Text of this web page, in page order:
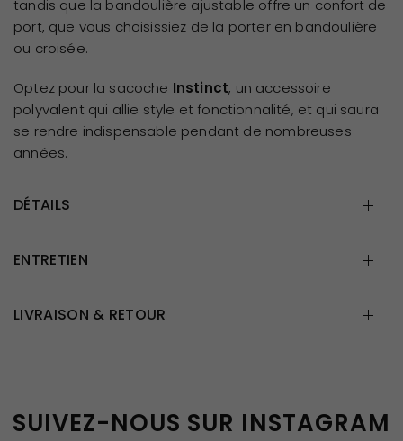
tandis que la bandoulière ajustable offre un confort de
port, que vous choisissiez de la porter en bandoulière
ou croisée.
Optez pour la sacoche Instinct, un accessoire
polyvalent qui allie style et fonctionnalité, et qui saura
se rendre indispensable pendant de nombreuses
années.
DÉTAILS
ENTRETIEN
LIVRAISON & RETOUR
SUIVEZ-NOUS SUR INSTAGRAM